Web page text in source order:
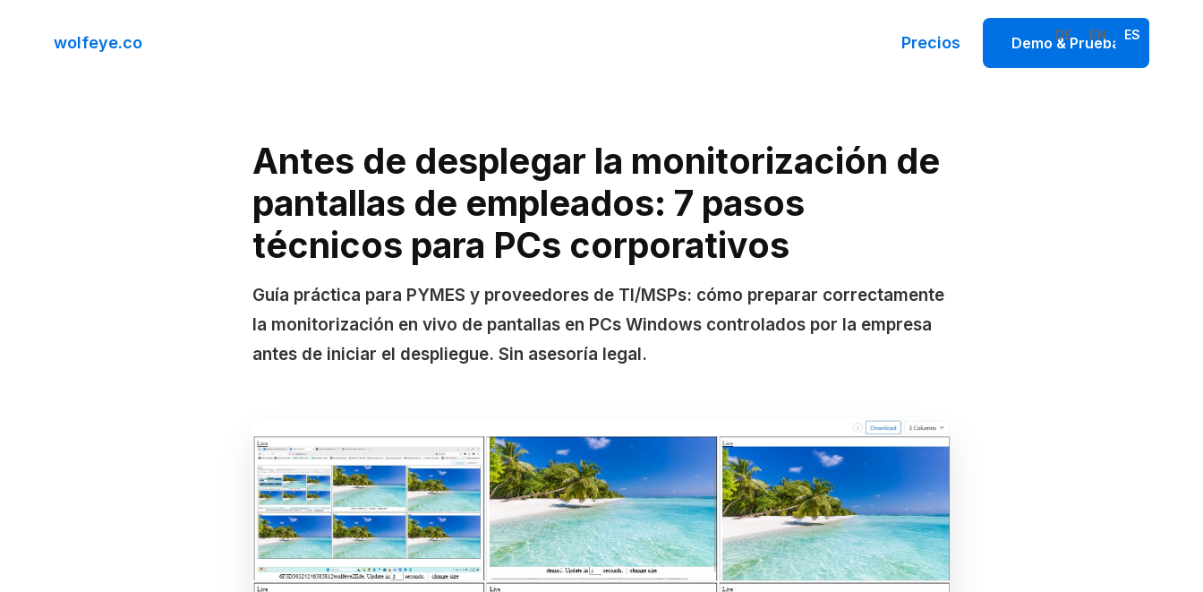
DE EN ES
wolfeye.co Precios Demo & Prueba
Antes de desplegar la monitorización de
pantallas de empleados: 7 pasos
técnicos para PCs corporativos
Guía práctica para PYMES y proveedores de TI/MSPs: cómo preparar correctamente
la monitorización en vivo de pantallas en PCs Windows controlados por la empresa
antes de iniciar el despliegue. Sin asesoría legal.